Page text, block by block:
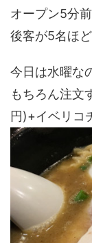
オープン5分
後客が5名ほど
今日は水曜な
もちろん注文
円)+イベリコ